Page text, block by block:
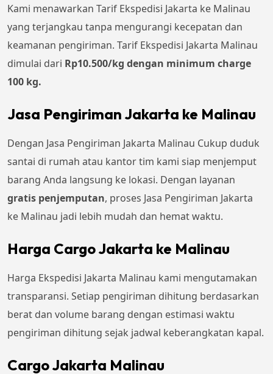
Kami menawarkan Tarif Ekspedisi Jakarta ke Malinau
yang terjangkau tanpa mengurangi kecepatan dan
keamanan pengiriman. Tarif Ekspedisi Jakarta Malinau
dimulai dari Rp10.500/kg dengan minimum charge
100 kg.
Jasa Pengiriman Jakarta ke Malinau
Dengan Jasa Pengiriman Jakarta Malinau Cukup duduk
santai di rumah atau kantor tim kami siap menjemput
barang Anda langsung ke lokasi. Dengan layanan
gratis penjemputan, proses Jasa Pengiriman Jakarta
ke Malinau jadi lebih mudah dan hemat waktu.
Harga Cargo Jakarta ke Malinau
Harga Ekspedisi Jakarta Malinau kami mengutamakan
transparansi. Setiap pengiriman dihitung berdasarkan
berat dan volume barang dengan estimasi waktu
pengiriman dihitung sejak jadwal keberangkatan kapal.
Cargo Jakarta Malinau